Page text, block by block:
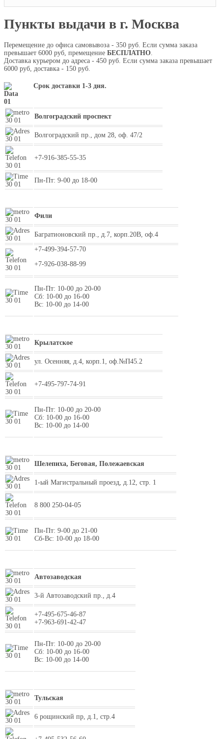
Пункты выдачи в г. Москва
Перемещение до офиса самовывоза - 350 руб. Если сумма заказа
превышает 6000 руб, премещение БЕСПЛАТНО
Доставка курьером до адреса - 450 руб. Если сумма заказа превышает
6000 руб, доставка - 150 руб.
Срок доставки 1-3 дня.
Волгоградский проспект
Волгоградский пр., дом 28, оф. 47/2
+7-916-385-55-35
Пн-Пт: 9-00 до 18-00
Фили
Багратионовский пр., д.7, корп.20В, оф.4
+7-499-394-57-70
+7-926-038-88-99
Пн-Пт: 10-00 до 20-00
Сб: 10-00 до 16-00
Вс: 10-00 до 14-00
Крылатское
ул. Осенняя, д.4, корп.1, оф.№П45.2
+7-495-797-74-91
Пн-Пт: 10-00 до 20-00
Сб: 10-00 до 16-00
Вс: 10-00 до 14-00
Шелепиха, Беговая, Полежаевская
1-ый Магистральный проезд, д.12, стр. 1
8 800 250-04-05
Пн-Пт: 9-00 до 21-00
Сб-Вс: 10-00 до 18-00
Автозаводская
3-й Автозаводский пр., д.4
+7-495-675-46-87
+7-963-691-42-47
Пн-Пт: 10-00 до 20-00
Сб: 10-00 до 16-00
Вс: 10-00 до 14-00
Тульская
6 рощинский пр, д.1, стр.4